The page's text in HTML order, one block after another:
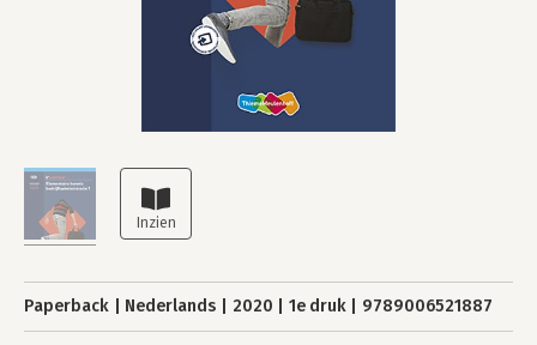
Paperback Nederlands 2020 1e druk 9789006521887